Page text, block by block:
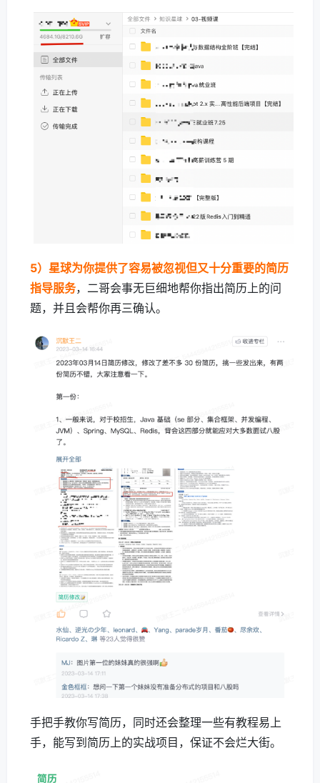
5）星球为你提供了容易被忽视但又十分重要的简历
指导服务，二哥会事无巨细地帮你指出简历上的问
题，并且会帮你再三确认。
手把手教你写简历，同时还会整理一些有教程易上
手，能写到简历上的实战项目，保证不会烂大街。